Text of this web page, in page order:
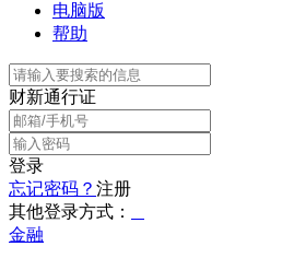
电脑版
帮助
财新通行证
登录
忘记密码？ 注册
其他登录方式：
金融